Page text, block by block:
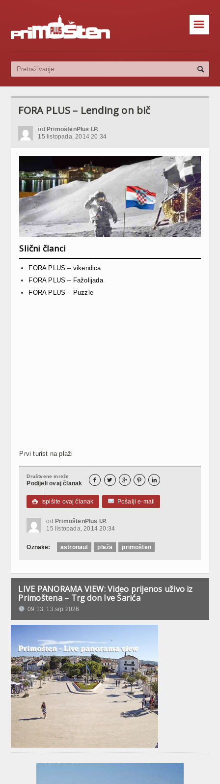
☰
FORA PLUS – Lending on bič
od PrimoštenPlus I.P.
15 listopada, 2014 20:34
Slični članci
FORA PLUS – vikendica
FORA PLUS – Fažolijada
FORA PLUS – Puzzle
Prvi turist na plaži
Društvene mreže
Podijeli ovaj članak     
 Ispišite ovaj članak Pošalji e-mail
od PrimoštenPlus I.P.
15 listopada, 2014 20:34
Oznake: astronaut plaža primošten
LIVE PANORAMA VIEW: Video prijenos uživo iz
Primoštena – Trg don Ive Šarića
09:13, 13.srp 2026